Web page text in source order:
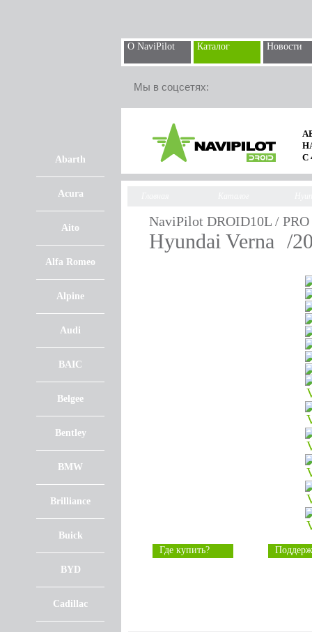
О NaviPilot Каталог Новости
Мы в соцсетях:
Abarth
Acura
Aito
Alfa Romeo
Alpine
Audi
BAIC
Belgee
Bentley
BMW
Brilliance
Buick
BYD
Cadillac
С
NaviPilot DROID10L /
Hyundai Verna /
Где купить?